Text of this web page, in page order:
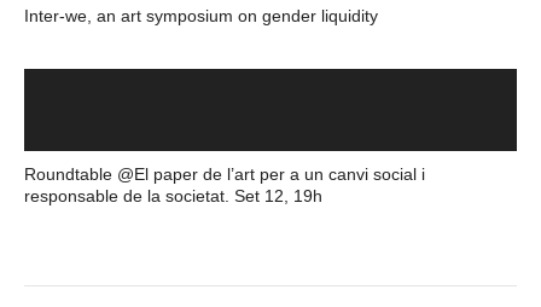
Inter-we, an art symposium on gender liquidity
Roundtable @El paper de l’art per a un canvi social i
responsable de la societat. Set 12, 19h